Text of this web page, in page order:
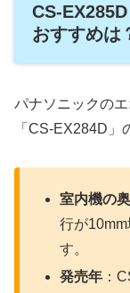
CS-
おすすめ
パナソニックの
「CS-EX284D」
室内機の
行が
す。
発売年 ：